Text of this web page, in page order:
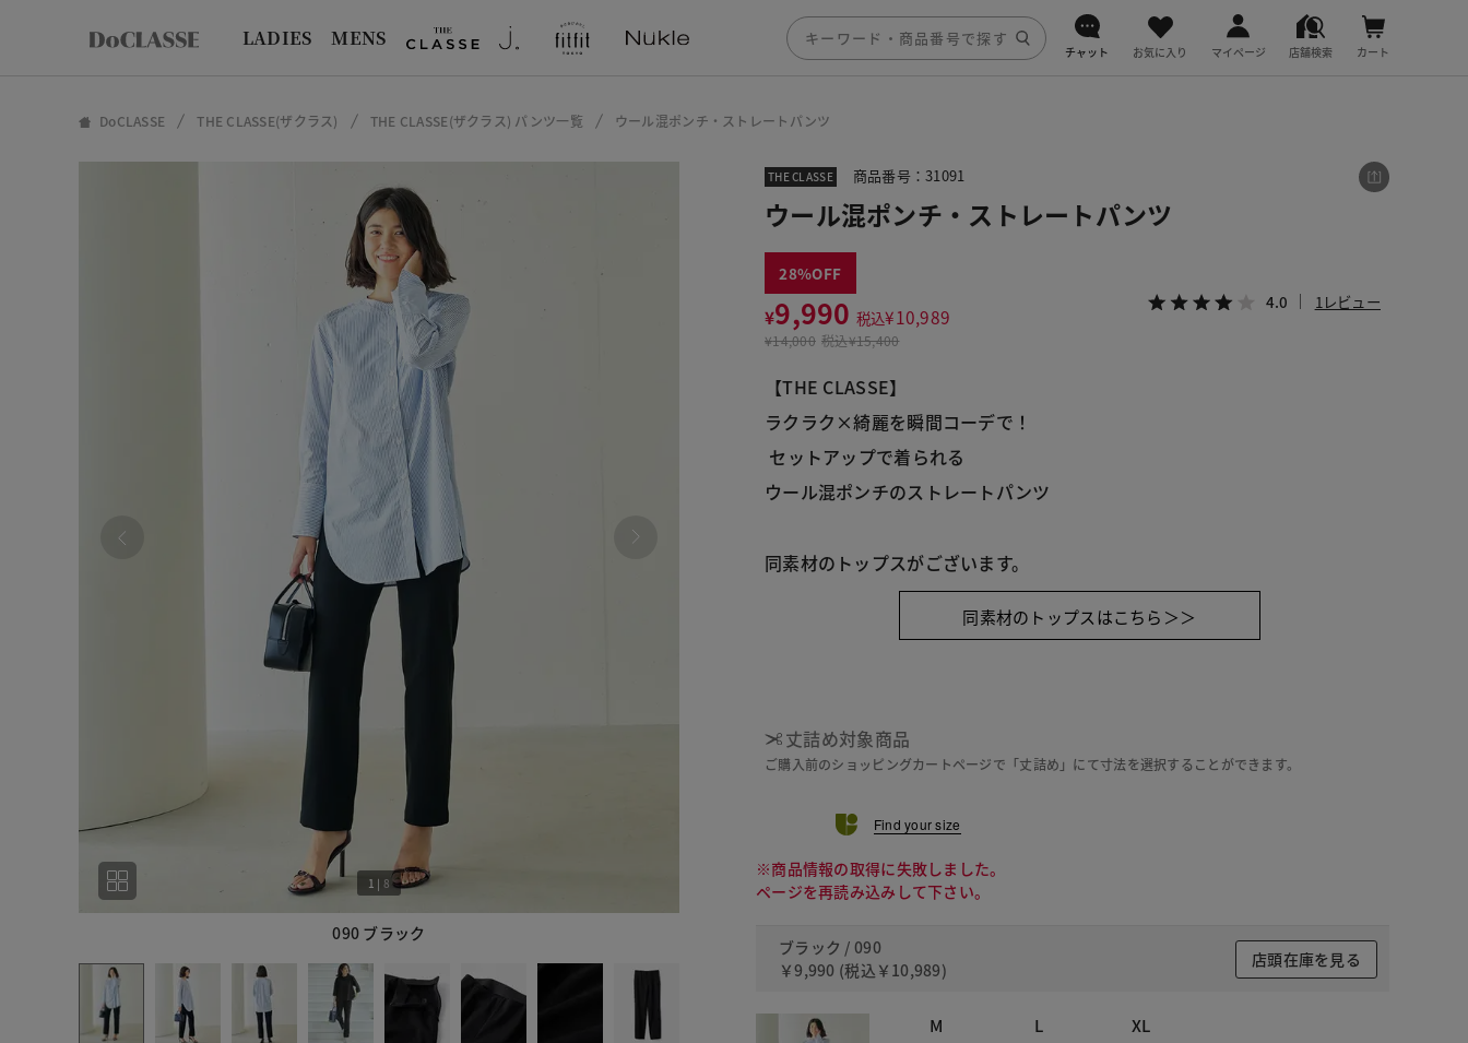
LADIES MENS
チャット お気に入り マイページ 店舗検索 カート
DoCLASSE THE CLASSE(ザクラス) THE CLASSE(ザクラス) パンツ一覧 ウール混ポンチ・ストレートパンツ
090 ブラック
1 | 8
THE CLASSE 商品番号：31091
ウール混ポンチ・ストレートパンツ
28
¥9,990 税込¥10,989
¥14,000 税込¥15,400
4.0 1レビュー
【THE CLASSE】
ラクラク×綺麗を瞬間コーデで！
セットアップで着られる
ウール混ポンチのストレートパンツ
同素材のトップスがございます。
同素材のトップスはこちら＞＞
丈詰め対象商品
ご購入前のショッピングカートページで「丈詰め」にて寸法を選択することができます。
Find your size
※商品情報の取得に失敗しました。
ページを再読み込みして下さい。
ブラック / 090
￥9,990 (税込 ￥10,989)
店頭在庫を見る
M L XL